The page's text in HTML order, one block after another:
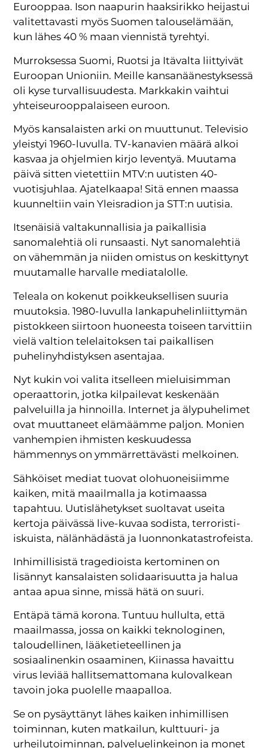
Eurooppaa. Ison naapurin haaksirikko heijastui
valitettavasti myös Suomen talouselämään,
kun lähes 40 % maan viennistä tyrehtyi.
Murroksessa Suomi, Ruotsi ja Itävalta liittyivät
Euroopan Unioniin. Meille kansanäänestyksessä
oli kyse turvallisuudesta. Markkakin vaihtui
yhteiseurooppalaiseen euroon.
Myös kansalaisten arki on muuttunut. Televisio
yleistyi 1960-luvulla. TV-kanavien määrä alkoi
kasvaa ja ohjelmien kirjo leventyä. Muutama
päivä sitten vietettiin MTV:n uutisten 40-
vuotisjuhlaa. Ajatelkaapa! Sitä ennen maassa
kuunneltiin vain Yleisradion ja STT:n uutisia.
Itsenäisiä valtakunnallisia ja paikallisia
sanomalehtiä oli runsaasti. Nyt sanomalehtiä
on vähemmän ja niiden omistus on keskittynyt
muutamalle harvalle mediatalolle.
Teleala on kokenut poikkeuksellisen suuria
muutoksia. 1980-luvulla lankapuhelinliittymän
pistokkeen siirtoon huoneesta toiseen tarvittiin
vielä valtion telelaitoksen tai paikallisen
puhelinyhdistyksen asentajaa.
Nyt kukin voi valita itselleen mieluisimman
operaattorin, jotka kilpailevat keskenään
palveluilla ja hinnoilla. Internet ja älypuhelimet
ovat muuttaneet elämäämme paljon. Monien
vanhempien ihmisten keskuudessa
hämmennys on ymmärrettävästi melkoinen.
Sähköiset mediat tuovat olohuoneisiimme
kaiken, mitä maailmalla ja kotimaassa
tapahtuu. Uutislähetykset suoltavat useita
kertoja päivässä live-kuvaa sodista, terroristi-
iskuista, nälänhädästä ja luonnonkatastrofeista.
Inhimillisistä tragedioista kertominen on
lisännyt kansalaisten solidaarisuutta ja halua
antaa apua sinne, missä hätä on suuri.
Entäpä tämä korona. Tuntuu hullulta, että
maailmassa, jossa on kaikki teknologinen,
taloudellinen, lääketieteellinen ja
sosiaalinenkin osaaminen, Kiinassa havaittu
virus leviää hallitsemattomana kulovalkean
tavoin joka puolelle maapalloa.
Se on pysäyttänyt lähes kaiken inhimillisen
toiminnan, kuten matkailun, kulttuuri- ja
urheilutoiminnan, palveluelinkeinon ja monet